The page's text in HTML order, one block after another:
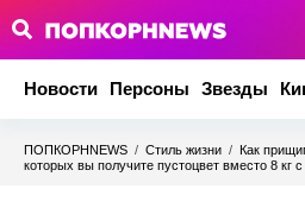
Новости Персоны Звезды
ПОПКОРНNEWS / Стиль жизни / Как
которых вы получите пустоцвет вместо 8 кг